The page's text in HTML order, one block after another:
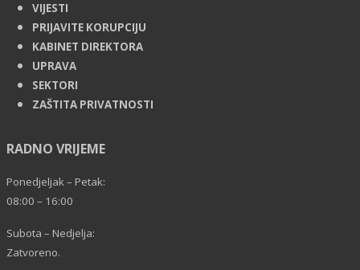
VIJESTI
PRIJAVITE KORUPCIJU
KABINET DIREKTORA
UPRAVA
SEKTORI
ZAŠTITA PRIVATNOSTI
RADNO VRIJEME
Ponedjeljak – Petak:
08:00 – 16:00
Subota – Nedjelja:
Zatvoreno.